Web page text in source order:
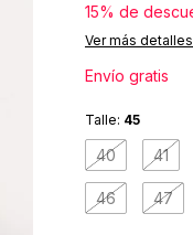
15% de
Ver más detalles
Envío gratis
Talle: 45
40 41
46 47